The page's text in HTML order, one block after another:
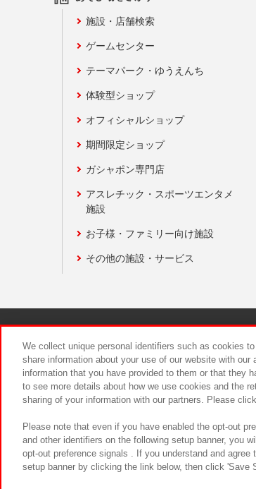
施設・店舗検索
ゲームセンター
テーマパーク・ゆうえんち
体験型ショップ
オフィシャルショップ
期間限定ショップ
ガシャポン専門店
アスレチック・スポーツエンタメ
施設
お子様・ファミリー向け施設
その他の施設・サービス
We collect unique personal identifiers such as cookies
share information about your use of our website with
information that you have provided to them or that they
to see more details about how we use cookies and the
sharing of your information with our partners. Please
Please note that even if you have enabled the opt-out
and other identifiers on the following setup banner, you
opt-out preference signals . If you understand and
setup banner by clicking the link below, then click 'Save